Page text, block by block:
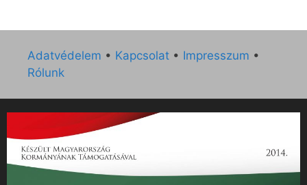
Adatvédelem • Kapcsolat • Impresszum •
Rólunk